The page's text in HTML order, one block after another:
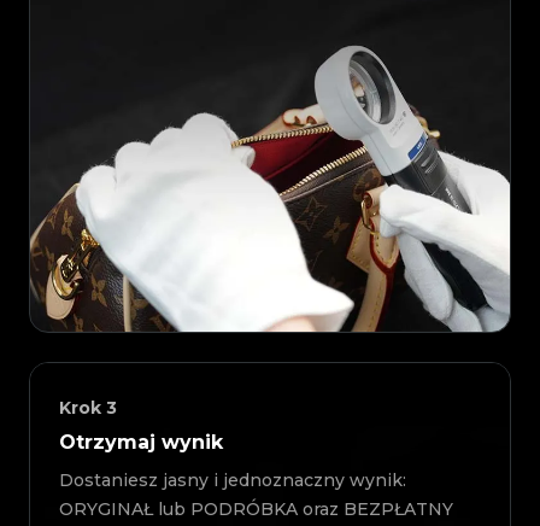
Krok 3
Otrzymaj wynik
Dostaniesz jasny i jednoznaczny wynik:
ORYGINAŁ lub PODRÓBKA oraz BEZPŁATNY